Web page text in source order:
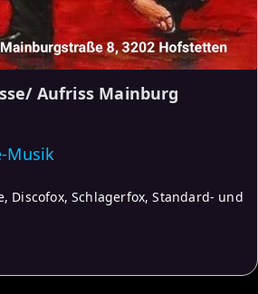
Aufriss Mainburg
Musik
Discofox, Schlagerfox, Standard- und